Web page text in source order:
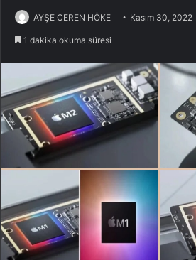
AYŞE CEREN HÖKE Kasım 30, 2022
1 dakika okuma süresi